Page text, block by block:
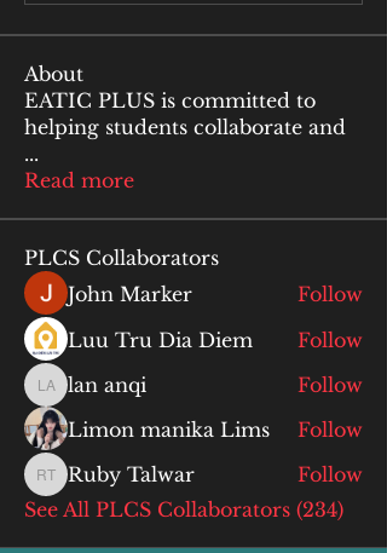
About
EATIC PLUS is committed to
helping students collaborate and
...
Read more
PLCS Collaborators
John Marker
Follow
Luu Tru Dia Diem
Follow
lan anqi
lan anqi
Follow
Limon manika Lims
Follow
Ruby Talwar
Ruby Talwar
Follow
See All PLCS Collaborators (234)